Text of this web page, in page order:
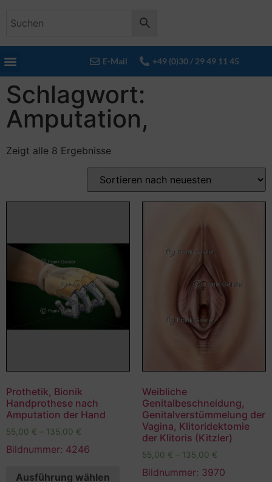
E-Mail +49 (0)30 / 29 49 11 45
Schlagwort:
Amputation,
Zeigt alle 8 Ergebnisse
Prothetik, Bionik
Handprothese nach
Amputation der Hand
55,00 € – 135,00 €
Bildnummer: 4246
Ausführung wählen
Weibliche
Genitalbeschneidung,
Genitalverstümmelung der
Vagina, Klitoridektomie
der Klitoris (Kitzler)
55,00 € – 135,00 €
Bildnummer: 3970